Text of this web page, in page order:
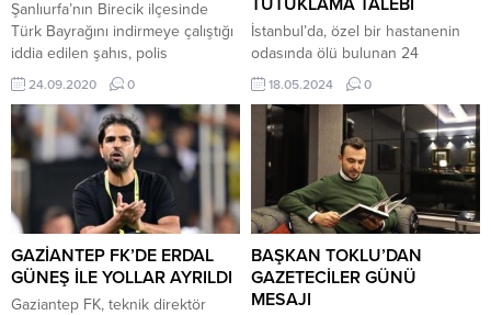
Şanlıurfa’nın Birecik ilçesinde
Türk Bayrağını indirmeye çalıştığı
iddia edilen şahıs, polis
kovalamacası sonucu kayalık
alanda yakalandı. Vatandaşlar
itfaiye merdiveni ile indirilen şahsi
linç etmek istedi. Polis ekipleri
kalabalığı havaya ateş açarak
durdurdu.
24.09.2020 0
TUTUKLAMA TALEBİ
İstanbul’da, özel bir hastanenin
odasında ölü bulunan 24
yaşındaki hemşire Selen Bilgin
soruşturmasında savcılık adli
kontrole serbest kalan doktor için
itirazda bulundu. Olay, geçtiğimiz
pazar gecesi Beylikdüzü’nde özel
bir hastanede meydana geldi.
Bahçeşehir’de bulunan özel bir
klinikte hemşire olarak çalışan ve
dedesinin yoğun bakımda kaldığı
başka bir hastanede refakatçi
olarak...
18.05.2024 0
GAZİANTEP FK’DE ERDAL
GÜNEŞ İLE YOLLAR AYRILDI
Gaziantep FK, teknik direktör
BAŞKAN TOKLU’DAN
GAZETECİLER GÜNÜ
MESAJI